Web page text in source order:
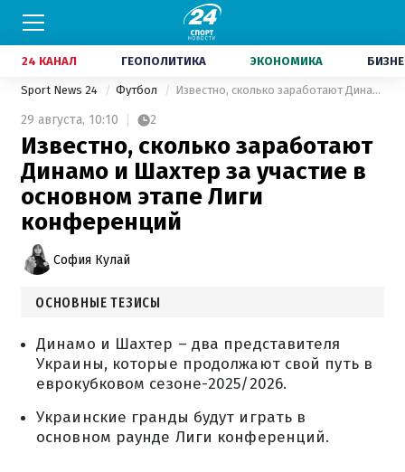
24 КАНАЛ ГЕОПОЛИТИКА ЭКОНОМИКА
Sport News 24 Футбол Известно, сколько заработают Динамо и Шахтер за участие в основном этапе Лиги конференций
29 августа, 10:10 2
Известно, сколько заработают
Динамо и Шахтер за участие в
основном этапе Лиги
конференций
София Кулай
ОСНОВНЫЕ ТЕЗИСЫ
Динамо и Шахтер – два представителя
Украины, которые продолжают свой путь в
еврокубковом сезоне-2025/2026.
Украинские гранды будут играть в
основном раунде Лиги конференций.